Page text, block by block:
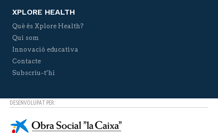
XPLORE HEALTH
Què és Xplore Health?
Qui som
Innovació educativa
Contacte
Subscriu-t’hi
DESENVOLUPAT PER: